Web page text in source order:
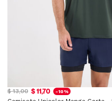
$ 13,00 $ 11,70 -10%